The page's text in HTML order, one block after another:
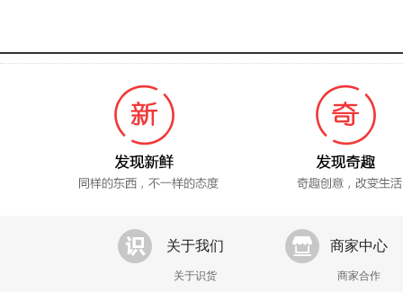
关于我们
关于识货
商家中心
商家合作